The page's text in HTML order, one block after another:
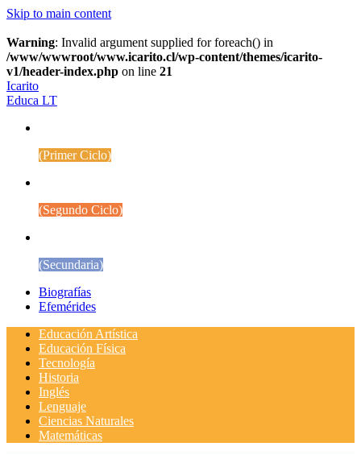
Skip to main content
Warning: Invalid argument supplied for foreach() in
/www/wwwroot/www.icarito.cl/wp-content/themes/icarito-
v1/header-index.php on line 21
Icarito
Educa LT
(Primer Ciclo)
(Segundo Ciclo)
(Secundaria)
Biografías
Efemérides
Educación Artística
Educación Física
Tecnología
Historia
Inglés
Lenguaje
Ciencias Naturales
Matemáticas